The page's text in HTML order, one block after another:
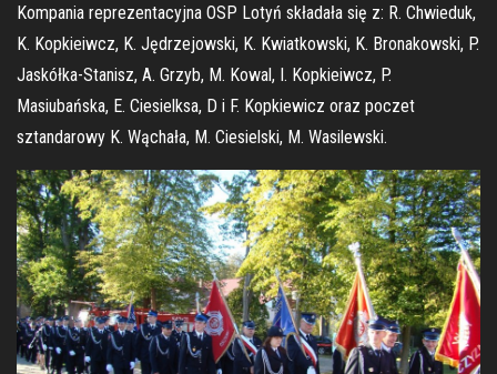
Kompania reprezentacyjna OSP Lotyń składała się z: R. Chwieduk,
K. Kopkieiwcz, K. Jędrzejowski, K. Kwiatkowski, K. Bronakowski, P.
Jaskółka-Stanisz, A. Grzyb, M. Kowal, I. Kopkieiwcz, P.
Masiubańska, E. Ciesielksa, D i F. Kopkiewicz oraz poczet
sztandarowy K. Wąchała, M. Ciesielski, M. Wasilewski.